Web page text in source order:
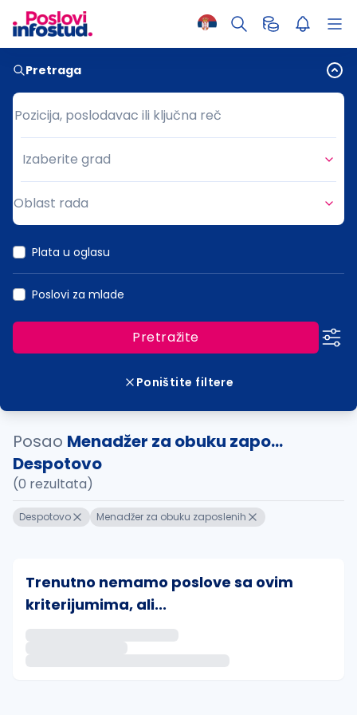
Pretraga
Pozicija, poslodavac ili ključna reč
Pozicija, poslodavac ili ključna reč
Grad
Izaberite grad
Oblast rada
Plata u oglasu
Poslovi za mlade
Pretražite
Poništite filtere
Posao Menadžer za obuku zapo...
Despotovo
(0 rezultata)
Despotovo Menadžer za obuku zaposlenih
Trenutno nemamo poslove sa ovim
kriterijumima, ali...